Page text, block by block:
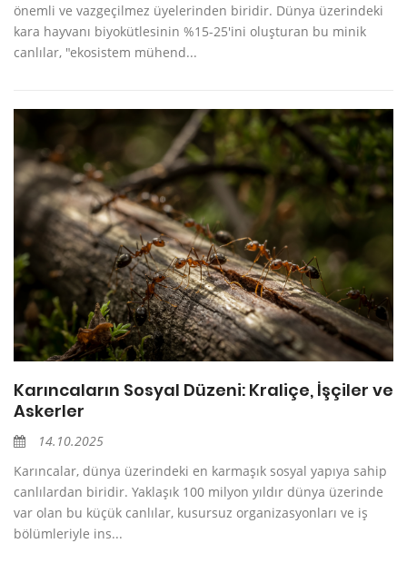
önemli ve vazgeçilmez üyelerinden biridir. Dünya üzerindeki
kara hayvanı biyokütlesinin %15-25'ini oluşturan bu minik
canlılar, "ekosistem mühend...
Karıncaların Sosyal Düzeni: Kraliçe, İşçiler ve
Askerler
14.10.2025
Karıncalar, dünya üzerindeki en karmaşık sosyal yapıya sahip
canlılardan biridir. Yaklaşık 100 milyon yıldır dünya üzerinde
var olan bu küçük canlılar, kusursuz organizasyonları ve iş
bölümleriyle ins...